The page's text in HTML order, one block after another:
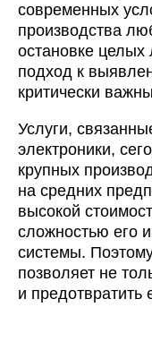
современных
производства
остановке целых
подход к
критически
Услуги,
электроники,
крупных
на средних
высокой
сложностью его
системы.
позволяет не
и предотвратить